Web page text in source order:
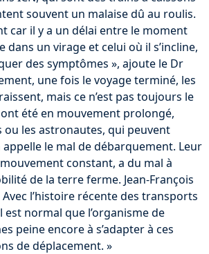
souvent un malaise dû au roulis.
car il y a un délai entre le moment
dans un virage et celui où il s’incline,
des symptômes », ajoute le Dr
une fois le voyage terminé, les
mais ce n’est pas toujours le
été en mouvement prolongé,
ou les astronautes, qui peuvent
appelle le mal de débarquement. Leur
constant, a du mal à
de la terre ferme. Jean-François
l’histoire récente des transports
est normal que l’organisme de
peine encore à s’adapter à ces
de déplacement. »